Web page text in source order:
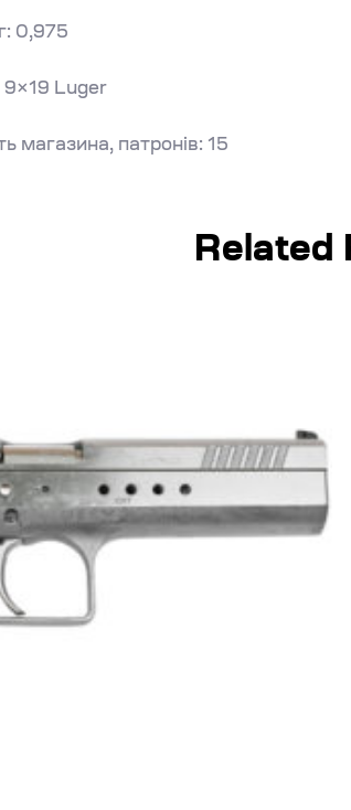
0,975
9×19 Luger
магазина, патронів: 15
Related